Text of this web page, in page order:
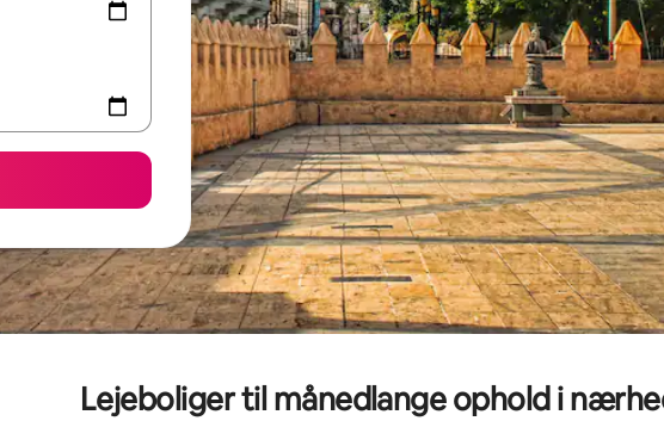
Lejeboliger til månedlange ophold i